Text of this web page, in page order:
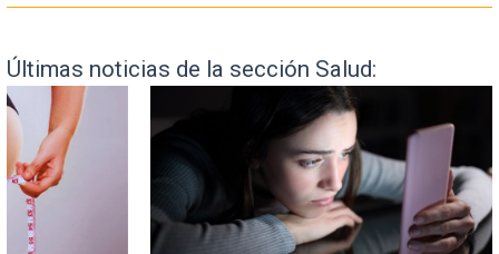
Últimas noticias de la sección Salud: